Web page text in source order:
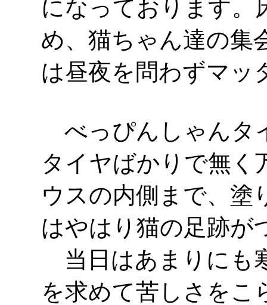
になっております。
め、猫ちゃん達の集
は昼夜を問わずマッ
べっぴんしゃんタ
タイヤばかりで無く
ウスの内側まで、塗
はやはり猫の足跡が
当日はあまりにも
を求めて苦しさをこ